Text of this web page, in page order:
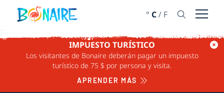
IR AL CONTENIDO
° C/ F Abrir
IMPUESTO TURÍSTICO
Los visitantes de Bonaire deberán pagar un impuesto
turístico de 75 $ por persona y visita.
APRENDER MÁS